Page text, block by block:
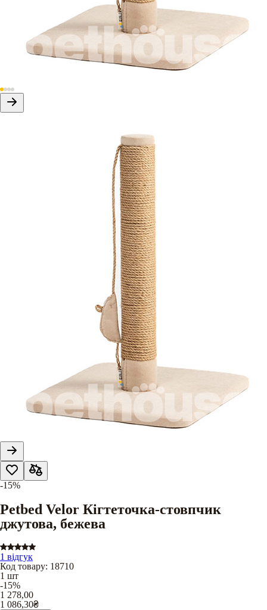
-15%
Petbed Velor Кігтеточка-стовпчик
джутова, бежева
1 відгук
Код товару: 18710
1 шт
-15%
1 278,00
1 086,30₴